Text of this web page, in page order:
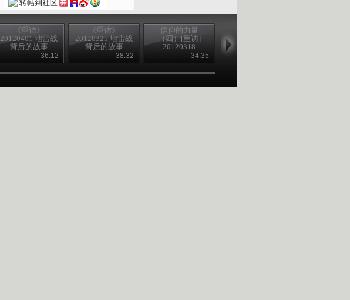
转帖到社区
《重访》
20120401 地雷战
背后的故事
36:12
《重访》
20120325 地雷战
背后的故事
38:32
信仰的力量
（四）[重访]
20120318
34:35